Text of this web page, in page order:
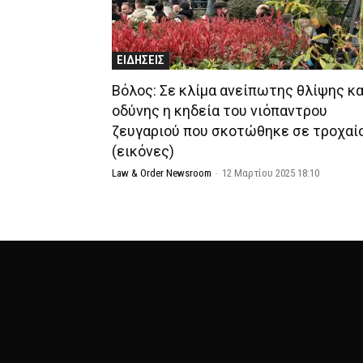
ΕΙΔΗΣΕΙΣ
Βόλος: Σε κλίμα ανείπωτης θλίψης
οδύνης η κηδεία του νιόπαντρου
ζευγαριού που σκοτώθηκε σε
(εικόνες)
Law & Order Newsroom - 12 Μαρτίου 2025 18:10